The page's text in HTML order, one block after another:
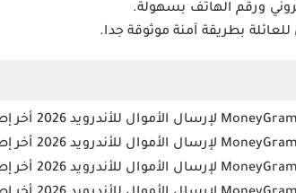
ورقم الهاتف بسهولة.
بطريقة آمنة موثوقة جدا.